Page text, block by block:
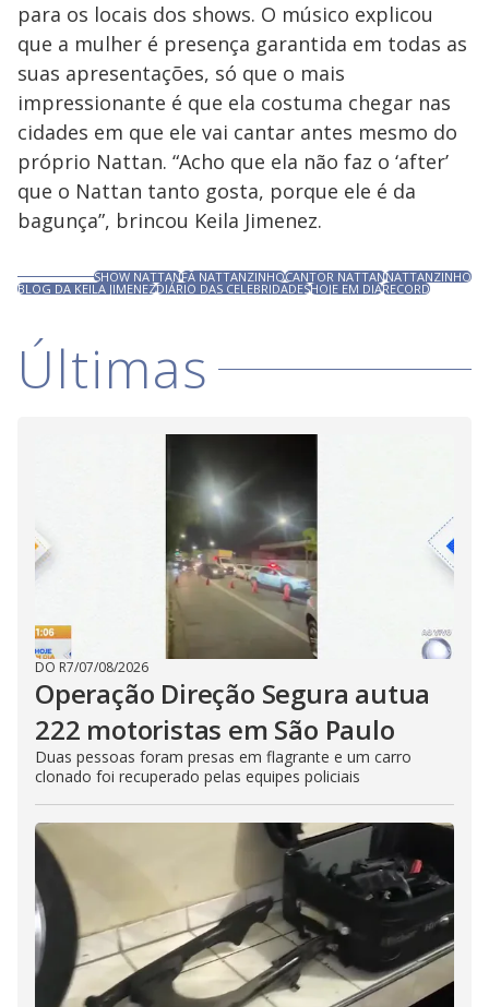
para os locais dos shows. O músico explicou
que a mulher é presença garantida em todas as
suas apresentações, só que o mais
impressionante é que ela costuma chegar nas
cidades em que ele vai cantar antes mesmo do
próprio Nattan. “Acho que ela não faz o ‘after’
que o Nattan tanto gosta, porque ele é da
bagunça”, brincou Keila Jimenez.
SHOW NATTANFÃ NATTANZINHOCANTOR NATTANNATTANZINHO
BLOG DA KEILA JIMENEZDIÁRIO DAS CELEBRIDADESHOJE EM DIARECORD
Últimas
DO R7/07/08/2026
Operação Direção Segura autua
222 motoristas em São Paulo
Duas pessoas foram presas em flagrante e um carro
clonado foi recuperado pelas equipes policiais